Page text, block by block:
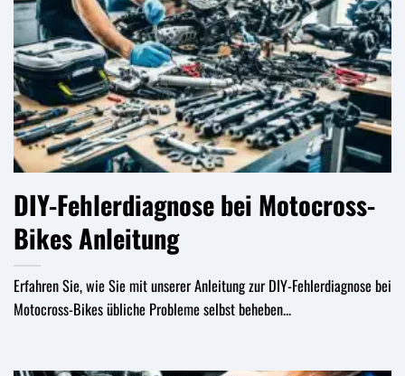
DIY-Fehlerdiagnose bei Motocross-
Bikes Anleitung
Erfahren Sie, wie Sie mit unserer Anleitung zur DIY-Fehlerdiagnose bei
Motocross-Bikes übliche Probleme selbst beheben...